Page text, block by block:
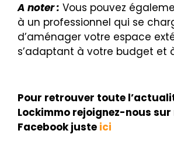
A noter : Vous pouvez
à un professionnel qui se
d’aménager votre espace
s’adaptant à votre budget et
Pour retrouver toute
Lockimmo rejoignez-nous
Facebook juste ici